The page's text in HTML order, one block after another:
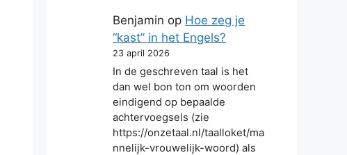
Benjamin op Hoe zeg je
“kast” in het Engels?
23 april 2026
In de geschreven taal is het
dan wel bon ton om woorden
eindigend op bepaalde
achtervoegsels (zie
https://onzetaal.nl/taalloket/ma
nnelijk-vrouwelijk-woord) als